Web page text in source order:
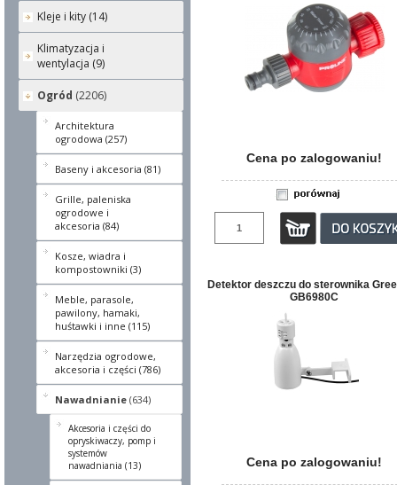
Kleje i kity (14)
Klimatyzacja i
wentylacja (9)
Ogród (2206)
Architektura
ogrodowa (257)
Baseny i akcesoria (81)
Grille, paleniska
ogrodowe i
akcesoria (84)
Kosze, wiadra i
kompostowniki (3)
Meble, parasole,
pawilony, hamaki,
huśtawki i inne (115)
Narzędzia ogrodowe,
akcesoria i części (786)
Nawadnianie (634)
Akcesoria i części do
opryskiwaczy, pomp i
systemów
nawadniania (13)
Cena po zalogowaniu!
Detektor deszczu do sterownika
GB6980C
Cena po zalogowaniu!